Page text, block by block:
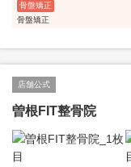
骨盤矯正
骨盤矯正
店舗公式
曽根FIT整骨院